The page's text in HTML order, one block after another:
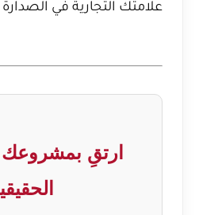
علامتك التجارية في الصدارة
ارتقِ بمشروعك